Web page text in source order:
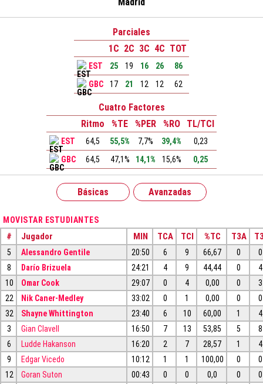
Parciales
1C 2C 3C 4C TOT
EST 25 19 16 26
86
GBC
17 21 12 12 62
Cuatro Factores
Ritmo
%TE %PER %RO TL/TCI
EST 64,5 55,5% 7,7% 39,4%
0,23
GBC
64,5 47,1% 14,1% 15,6% 0,25
Básicas Avanzadas
MOVISTAR ESTUDIANTES
# Jugador MIN TCA TCI %TC T3A
5 Alessandro Gentile 20:50 6 9 66,67 0
0
8
Darío Brizuela 24:21 4 9 44,44 0
4
10
Omar Cook 29:07 0 4 0,00 0
3
22
Nik Caner-Medley 33:02 0 1 0,00 0
0
32
Shayne Whittington 23:40 6 10 60,00 1
4
3
Gian Clavell 16:50 7 13 53,85 5
8
6
Ludde Hakanson 16:20 2 7 28,57 1
4
9
Edgar Vicedo 10:12 1 1 100,00 0
0
12
Goran Suton 00:43 0 0 0,0 0
0